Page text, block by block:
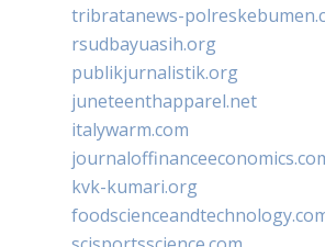
tribratanews-
rsudbayuasih.org
publikjurnalistik.org
juneteenthapparel.net
italywarm.com
kvk-kumari.org